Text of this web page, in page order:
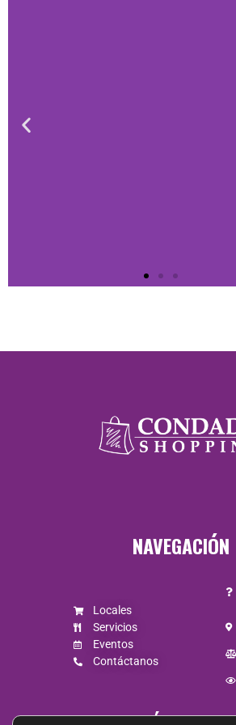
Lunes a
Jueves de
Sábado de
10:00 a 21:00
Domingo de
10:00 a 20:00
NAVEGACIÓN
Locales
Servicios
Eventos
Contáctanos